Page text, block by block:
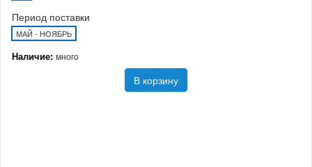
Период поставки
МАЙ - НОЯБРЬ
Наличие: много
В корзину